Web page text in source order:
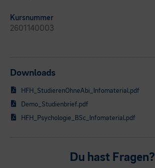
Kursnummer
2601140003
Downloads
HFH_StudierenOhneAbi_Infomaterial.pdf
Demo_Studienbrief.pdf
HFH_Psychologie_BSc_Infomaterial.pdf
Du hast Fragen?